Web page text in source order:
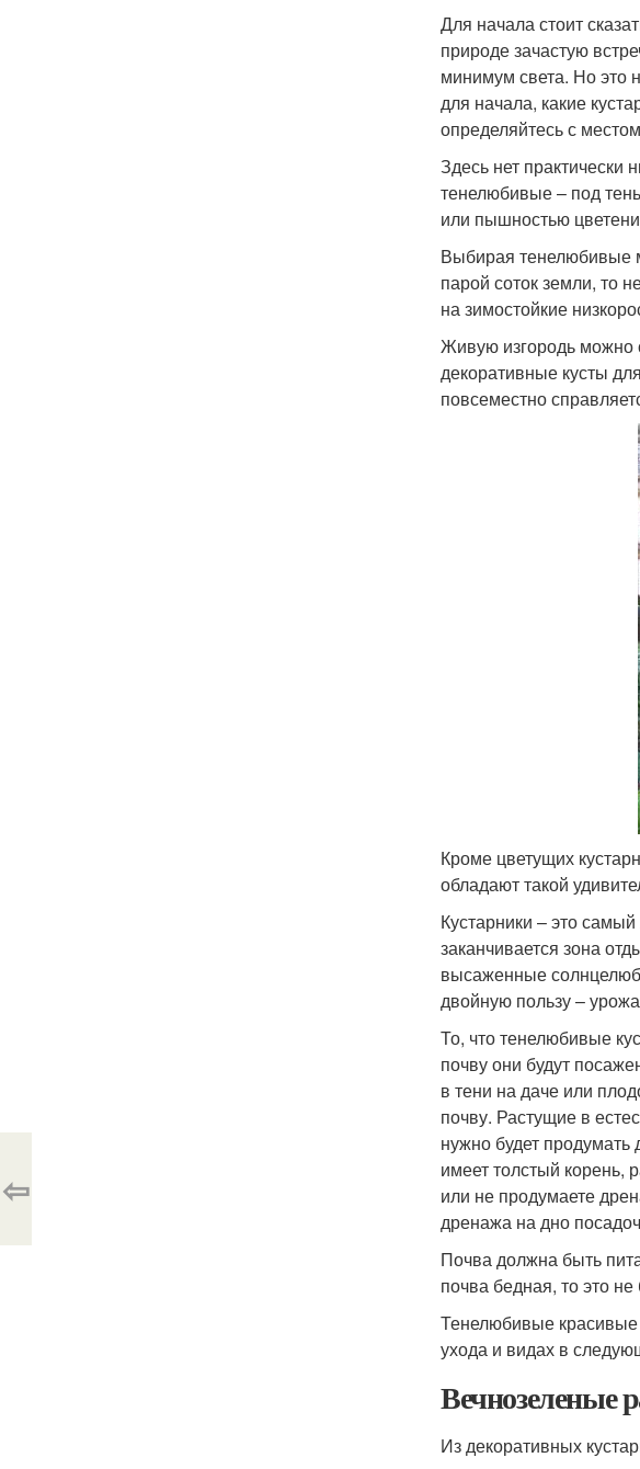
Для начала стоит
природе зачастую
минимум света. Но это
для начала, какие
определяйтесь с
Здесь нет
тенелюбивые – под
или пышностью
Выбирая тенелюбивые
парой соток земли, то
на зимостойкие
Живую изгородь можно
декоративные кусты
повсеместно
Кроме цветущих
обладают такой
Кустарники – это
заканчивается зона
высаженные
двойную пользу –
То, что тенелюбивые
почву они будут
в тени на даче или
почву. Растущие в
нужно будет
имеет толстый корень,
или не продумаете
дренажа на дно
Почва должна быть
почва бедная, то это
Тенелюбивые красивые
ухода и видах в
Вечнозеленые
Из декоративных
⇦